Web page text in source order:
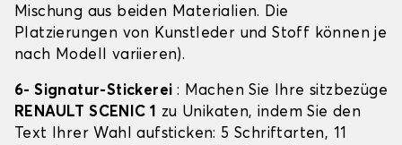
Mischung aus beiden Materialien. Die
Platzierungen von Kunstleder und Stoff können je
nach Modell variieren).
6- Signatur-Stickerei : Machen Sie Ihre sitzbezüge
RENAULT SCENIC 1 zu Unikaten, indem Sie den
Text Ihrer Wahl aufsticken: 5 Schriftarten, 11